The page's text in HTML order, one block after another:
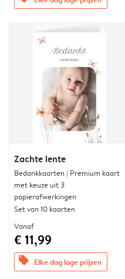
Zachte lente
Bedankkaarten | Premium kaart
met keuze uit 3
papierafwerkingen
Set van 10 kaarten
Vanaf
€ 11,99
offers Elke dag lage prijzen